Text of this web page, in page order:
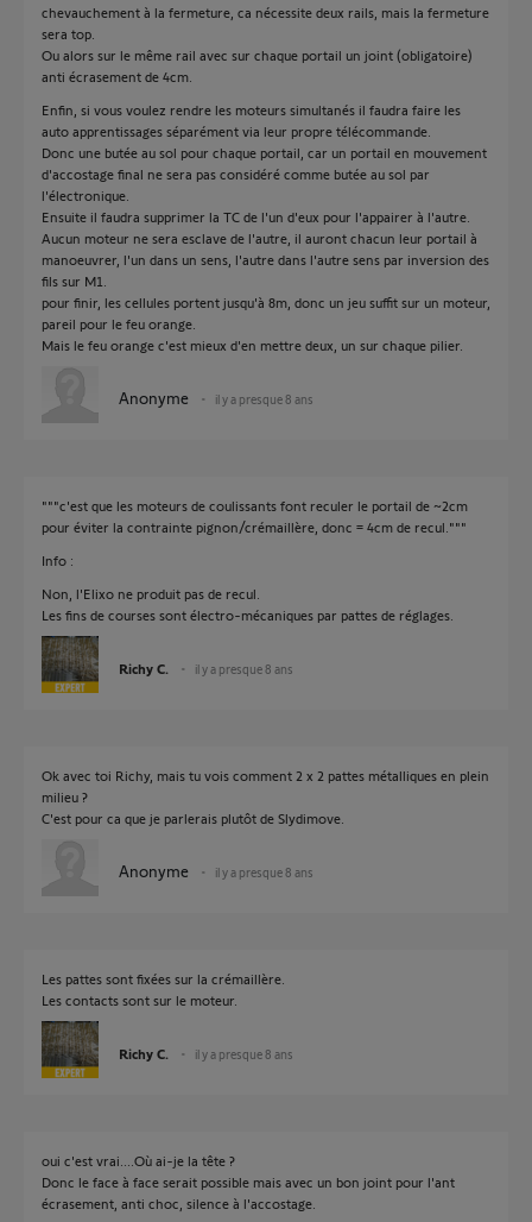
chevauchement à la fermeture, ca nécessite deux rails, mais la fermeture
sera top.
Ou alors sur le même rail avec sur chaque portail un joint (obligatoire)
anti écrasement de 4cm.
Enfin, si vous voulez rendre les moteurs simultanés il faudra faire les
auto apprentissages séparément via leur propre télécommande.
Donc une butée au sol pour chaque portail, car un portail en mouvement
d'accostage final ne sera pas considéré comme butée au sol par
l'électronique.
Ensuite il faudra supprimer la TC de l'un d'eux pour l'appairer à l'autre.
Aucun moteur ne sera esclave de l'autre, il auront chacun leur portail à
manoeuvrer, l'un dans un sens, l'autre dans l'autre sens par inversion des
fils sur M1.
pour finir, les cellules portent jusqu'à 8m, donc un jeu suffit sur un moteur,
pareil pour le feu orange.
Mais le feu orange c'est mieux d'en mettre deux, un sur chaque pilier.
Anonyme il y a presque 8 ans
"""c'est que les moteurs de coulissants font reculer le portail de ~2cm
pour éviter la contrainte pignon/crémaillère, donc = 4cm de recul."""
Info :
Non, l'Elixo ne produit pas de recul.
Les fins de courses sont électro-mécaniques par pattes de réglages.
Richy C. il y a presque 8 ans
Ok avec toi Richy, mais tu vois comment 2 x 2 pattes métalliques en plein
milieu ?
C'est pour ca que je parlerais plutôt de Slydimove.
Anonyme il y a presque 8 ans
Les pattes sont fixées sur la crémaillère.
Les contacts sont sur le moteur.
Richy C. il y a presque 8 ans
oui c'est vrai....Où ai-je la tête ?
Donc le face à face serait possible mais avec un bon joint pour l'ant
écrasement, anti choc, silence à l'accostage.